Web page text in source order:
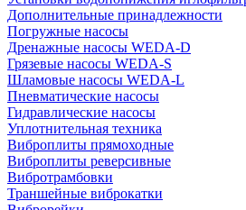
Дополнительные принадлежности
Погружные насосы
Дренажные насосы WEDA-D
Грязевые насосы WEDA-S
Шламовые насосы WEDA-L
Пневматические насосы
Гидравлические насосы
Уплотнительная техника
Виброплиты прямоходные
Виброплиты реверсивные
Вибротрамбовки
Траншейные виброкатки